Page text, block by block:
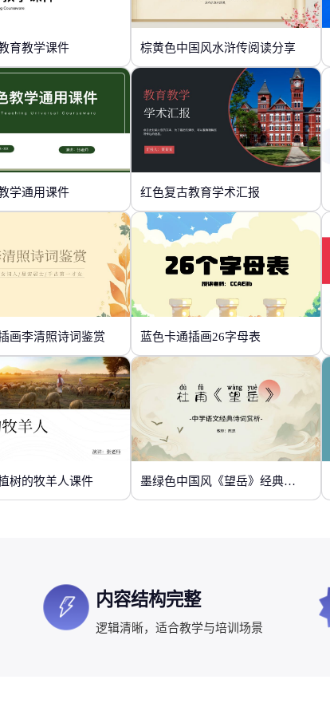
育教学课件 棕黄色中国风水浒传阅读分享
学通用课件 红色复古教育学术汇报
画李清照诗词鉴赏 蓝色卡通插画26字母表
树的牧羊人课件 墨绿色中国风《望岳》经典诗词欣赏
内容结构完整
逻辑清晰，适合教学与培训场景